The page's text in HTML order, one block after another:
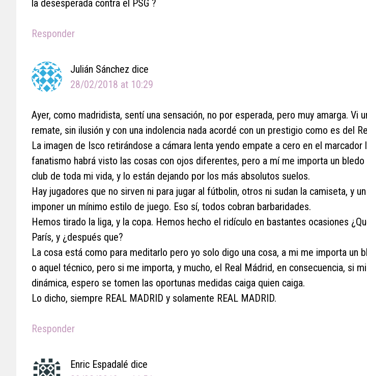
la desesperada contra el PSG ?
Responder
Julián Sánchez dice
28/02/2018 at 10:29
Ayer, como madridista, sentí una sensación, no por esperada, pero muy amarga. Vi
remate, sin ilusión y con una indolencia nada acordé con un prestigio como es del
La imagen de Isco retirándose a cámara lenta yendo empate a cero en el
fanatismo habrá visto las cosas con ojos diferentes, pero a mí me importa un
club de toda mi vida, y lo están dejando por los más absolutos suelos.
Hay jugadores que no sirven ni para jugar al fútbolin, otros ni sudan la camiseta, y
imponer un mínimo estilo de juego. Eso sí, todos cobran barbaridades.
Hemos tirado la liga, y la copa. Hemos hecho el ridículo en bastantes ocasiones
París, y ¿después que?
La cosa está como para meditarlo pero yo solo digo una cosa, a mi me importa un
o aquel técnico, pero si me importa, y mucho, el Real Mádrid, en consecuencia, si
dinámica, espero se tomen las oportunas medidas caiga quien caiga.
Lo dicho, siempre REAL MADRID y solamente REAL MADRID.
Responder
Enric Espadalé dice